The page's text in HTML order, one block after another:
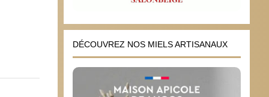
DÉCOUVREZ NOS MIELS ARTISANAUX